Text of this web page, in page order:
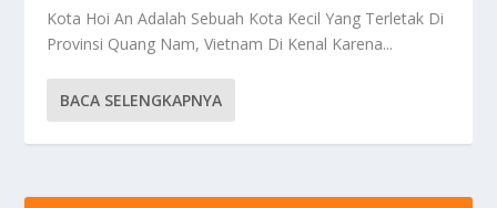
Kota Hoi An Adalah Sebuah Kota Kecil Yang Terletak Di
Provinsi Quang Nam, Vietnam Di Kenal Karena...
BACA SELENGKAPNYA